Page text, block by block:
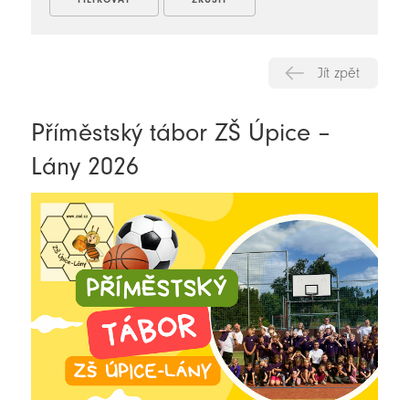
Jít zpět
Příměstský tábor ZŠ Úpice –
Lány 2026